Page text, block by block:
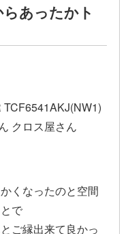
あったかト
クロス屋さん
くなったのと空間
で
ご縁出来て良かっ